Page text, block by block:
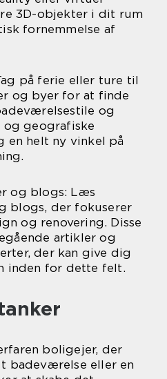
3D-objekter i dit rum
fornemmelse af
på ferie eller ture til
og byer for at finde
og
og geografiske
en helt ny vinkel på
og blogs: Læs
blogs, der fokuserer
og renovering. Disse
artikler og
der kan give dig
inden for dette felt.
boligejer, der
badeværelse eller en